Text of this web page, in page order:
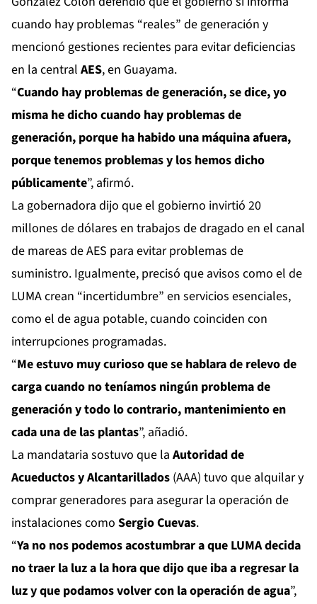
cuando hay problemas “reales” de generación y
mencionó gestiones recientes para evitar deficiencias
en la central AES, en Guayama.
“Cuando hay problemas de generación, se dice, yo
misma he dicho cuando hay problemas de
generación, porque ha habido una máquina afuera,
porque tenemos problemas y los hemos dicho
públicamente”, afirmó.
La gobernadora dijo que el gobierno invirtió 20
millones de dólares en trabajos de dragado en el canal
de mareas de AES para evitar problemas de
suministro. Igualmente, precisó que avisos como el de
LUMA crean “incertidumbre” en servicios esenciales,
como el de agua potable, cuando coinciden con
interrupciones programadas.
“Me estuvo muy curioso que se hablara de relevo de
carga cuando no teníamos ningún problema de
generación y todo lo contrario, mantenimiento en
cada una de las plantas”, añadió.
La mandataria sostuvo que la Autoridad de
Acueductos y Alcantarillados (AAA) tuvo que alquilar y
comprar generadores para asegurar la operación de
instalaciones como Sergio Cuevas.
“Ya no nos podemos acostumbrar a que LUMA decida
no traer la luz a la hora que dijo que iba a regresar la
luz y que podamos volver con la operación de agua”,